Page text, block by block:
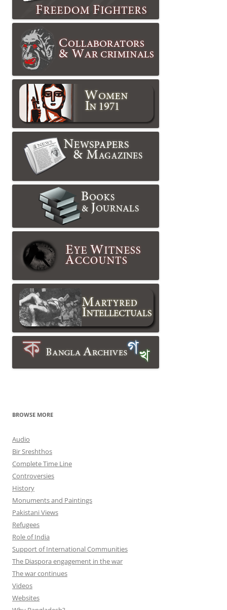
BROWSE MORE
Audio
Bir Sreshthos
Complete Time Line
Controversies
History
Monuments and Paintings
Pakistani Views
Refugees
Role of India
Support of International Communities
The Diaspora engagement in the war
The war continues
Videos
Websites